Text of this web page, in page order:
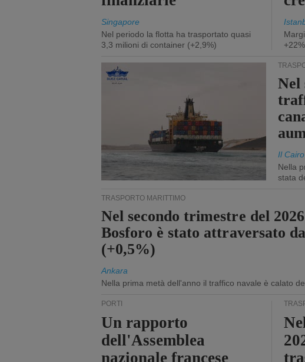
Singapore
Nel periodo la flotta ha trasportato quasi
3,3 milioni di container (+2,9%)
+22%
Nel
Il Cairo
Nella
stata
TRASPORTO MARITTIMO
Nel secondo trimestre del
Bosforo è stato attraversato
(+0,5%)
Ankara
Nella prima metà dell'anno il traffico navale è calato
PORTI
Un rapporto
dell'Assemblea
nazionale francese